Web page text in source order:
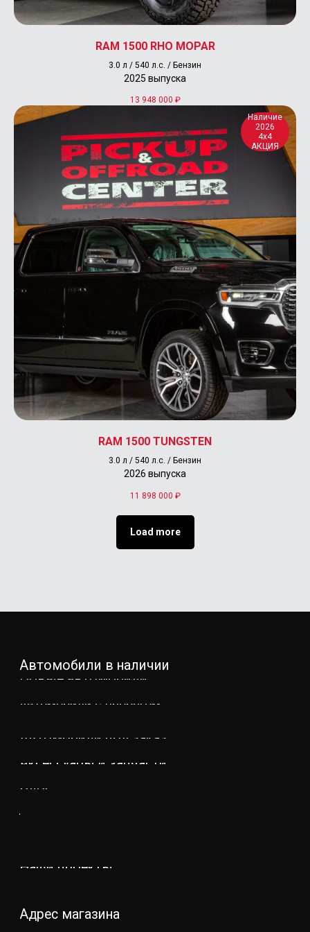
RAM 1500 RHO MOPAR
3.0 л / 540 л.с. / Бензин
2025 выпуска
13 948 000 ₽
Наличие
2026
4x4
АКЦИЯ
RAM 1500 TUNGSTEN
3.0 л / 540 л.с. / Бензин
2026 выпуска
11 898 000 ₽
Load more